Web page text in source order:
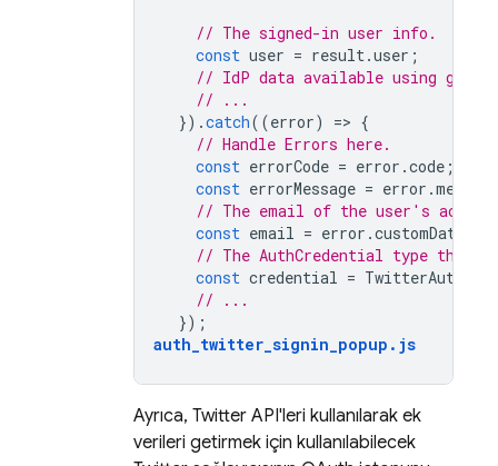
// The signed-in user info.
const user = result.user ;
// IdP data available using
// ...
}).catch((error) => {
// Handle Errors here.
const errorCode = error .code ;
const errorMessage = error .message
// The email of the user's
const email = error .customData
// The AuthCredential type that
const credential =
// ...
});
auth_twitter_signin_popup . js
Ayrıca, Twitter API'leri kullanılarak ek
verileri getirmek için kullanılabilecek